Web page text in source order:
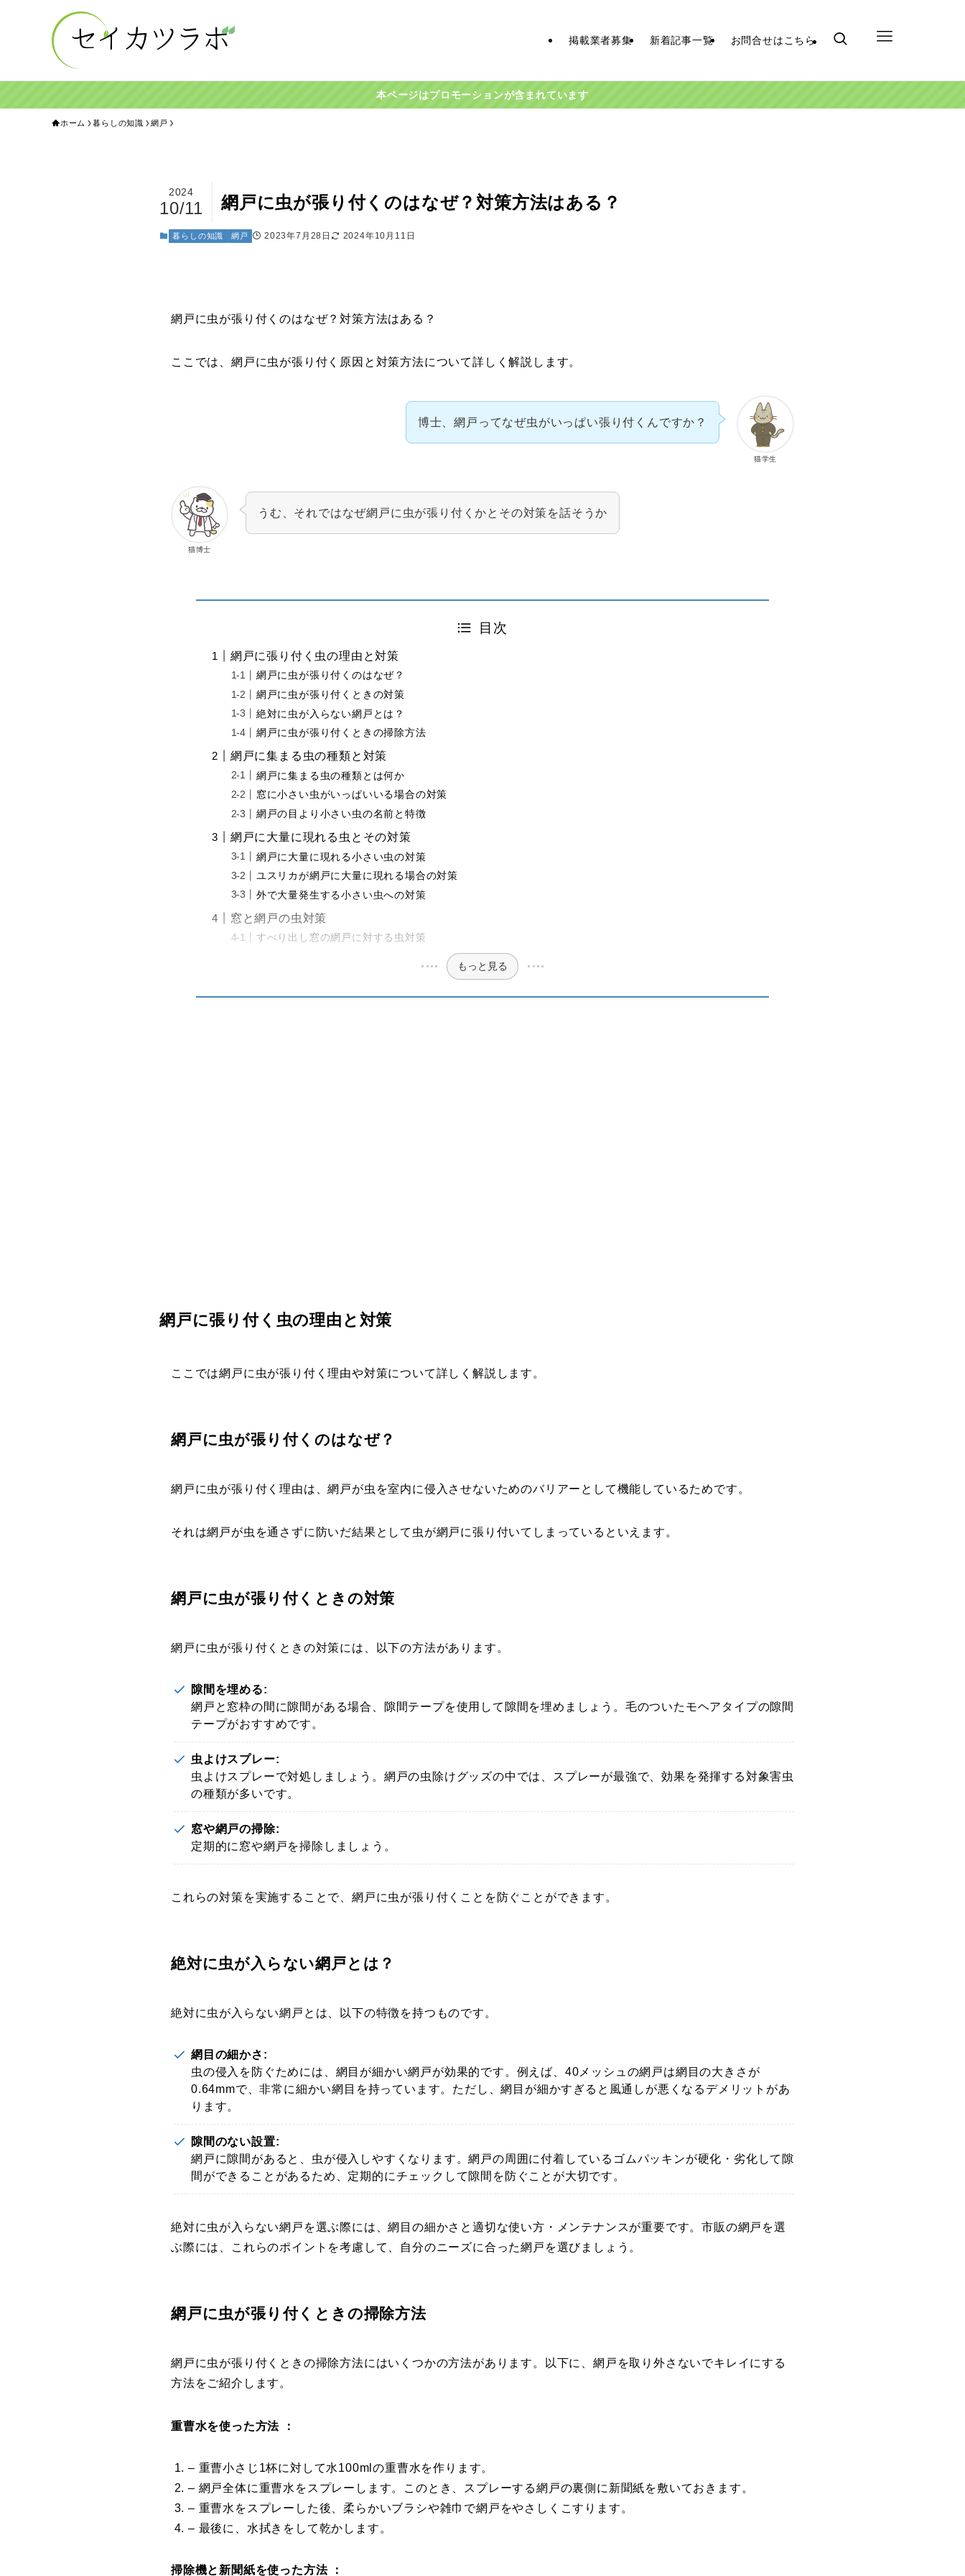
掲載業者募集 新着記事一覧 お問合せはこちら
本ページはプロモーションが含まれています
ホーム 暮らしの知識 網戸
網戸に虫が張り付くのはなぜ？対策方法はある？
2024
10/11
暮らしの知識 網戸 2023年7月28日 2024年10月11日
網戸に虫が張り付くのはなぜ？対策方法はある？
ここでは、網戸に虫が張り付く原因と対策方法について詳しく解説します。
猫学生
博士、網戸ってなぜ虫がいっぱい張り付くんですか？
猫博士
うむ、それではなぜ網戸に虫が張り付くかとその対策を話そうか
目次
網戸に張り付く虫の理由と対策
網戸に虫が張り付くのはなぜ？
網戸に虫が張り付くときの対策
絶対に虫が入らない網戸とは？
網戸に虫が張り付くときの掃除方法
網戸に集まる虫の種類と対策
網戸に集まる虫の種類とは何か
窓に小さい虫がいっぱいいる場合の対策
網戸の目より小さい虫の名前と特徴
網戸に大量に現れる虫とその対策
網戸に大量に現れる小さい虫の対策
ユスリカが網戸に大量に現れる場合の対策
外で大量発生する小さい虫への対策
窓と網戸の虫対策
すべり出し窓の網戸に対する虫対策
もっと見る
網戸に張り付く虫の理由と対策
ここでは網戸に虫が張り付く理由や対策について詳しく解説します。
網戸に虫が張り付くのはなぜ？
網戸に虫が張り付く理由は、網戸が虫を室内に侵入させないためのバリアーとして機能しているためです。
それは網戸が虫を通さずに防いだ結果として虫が網戸に張り付いてしまっているといえます。
網戸に虫が張り付くときの対策
網戸に虫が張り付くときの対策には、以下の方法があります。
隙間を埋める:
網戸と窓枠の間に隙間がある場合、隙間テープを使用して隙間を埋めましょう。毛のついたモヘアタイプの隙間
テープがおすすめです。
虫よけスプレー:
虫よけスプレーで対処しましょう。網戸の虫除けグッズの中では、スプレーが最強で、効果を発揮する対象害虫
の種類が多いです。
窓や網戸の掃除:
定期的に窓や網戸を掃除しましょう。
これらの対策を実施することで、網戸に虫が張り付くことを防ぐことができます。
絶対に虫が入らない網戸とは？
絶対に虫が入らない網戸とは、以下の特徴を持つものです。
網目の細かさ:
虫の侵入を防ぐためには、網目が細かい網戸が効果的です。例えば、40メッシュの網戸は網目の大きさが
0.64mmで、非常に細かい網目を持っています。ただし、網目が細かすぎると風通しが悪くなるデメリットがあ
ります。
隙間のない設置:
網戸に隙間があると、虫が侵入しやすくなります。網戸の周囲に付着しているゴムパッキンが硬化・劣化して隙
間ができることがあるため、定期的にチェックして隙間を防ぐことが大切です。
絶対に虫が入らない網戸を選ぶ際には、網目の細かさと適切な使い方・メンテナンスが重要です。市販の網戸を選
ぶ際には、これらのポイントを考慮して、自分のニーズに合った網戸を選びましょう。
網戸に虫が張り付くときの掃除方法
網戸に虫が張り付くときの掃除方法にはいくつかの方法があります。以下に、網戸を取り外さないでキレイにする
方法をご紹介します。
重曹水を使った方法 ：
– 重曹小さじ1杯に対して水100mlの重曹水を作ります。
– 網戸全体に重曹水をスプレーします。このとき、スプレーする網戸の裏側に新聞紙を敷いておきます。
– 重曹水をスプレーした後、柔らかいブラシや雑巾で網戸をやさしくこすります。
– 最後に、水拭きをして乾かします。
掃除機と新聞紙を使った方法 ：